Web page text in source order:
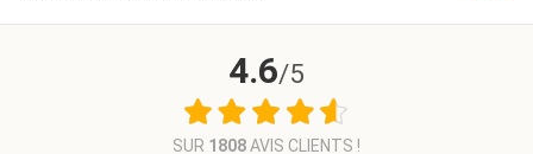
4.6/5
SUR 1808AVIS CLIENTS !